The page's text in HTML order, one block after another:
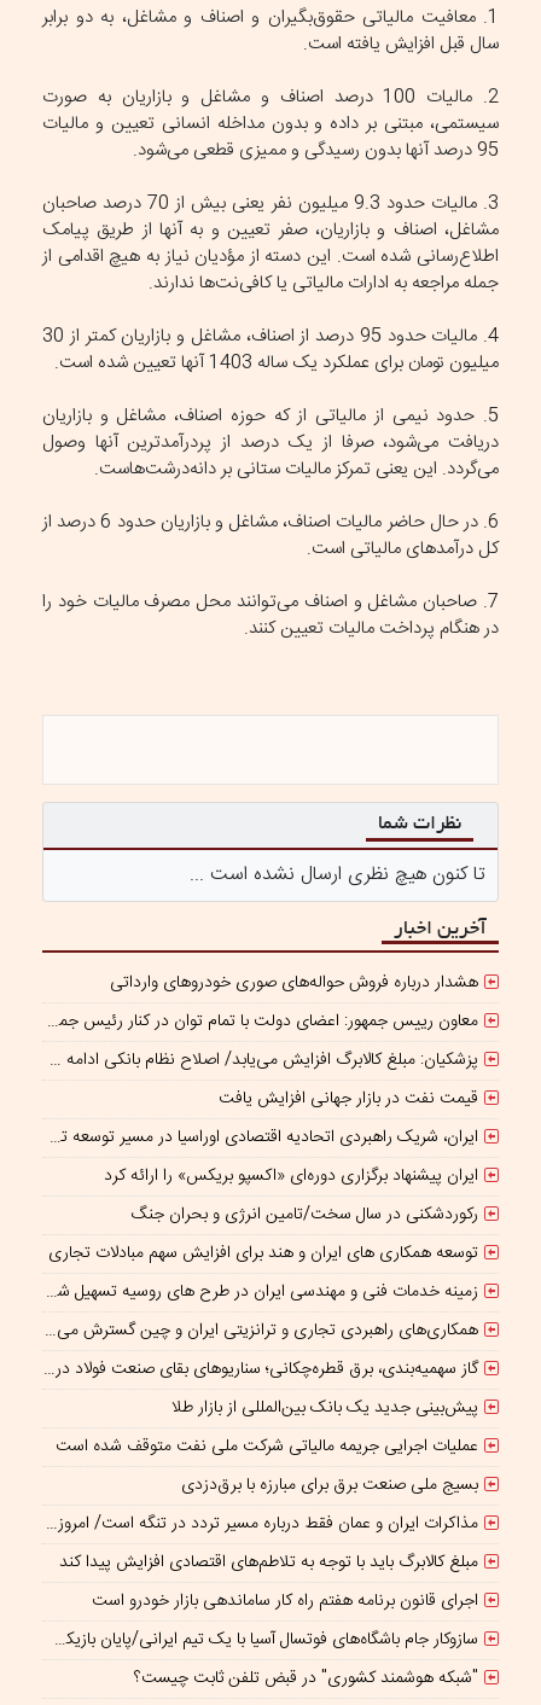
1. معافیت مالیاتی حقوق‌بگیران و اصناف و مشاغل، به دو برابر
سال قبل افزایش یافته است.
2. مالیات 100 درصد اصناف و مشاغل و بازاریان به صورت
سیستمی، مبتنی بر داده و بدون مداخله انسانی تعیین و مالیات
95 درصد آنها بدون رسیدگی و ممیزی قطعی می‌شود.
3. مالیات حدود 9.3 میلیون نفر یعنی بیش از 70 درصد صاحبان
مشاغل، اصناف و بازاریان، صفر تعیین و به آنها از طریق پیامک
اطلاع‌رسانی شده است. این دسته از مؤدیان نیاز به هیچ اقدامی از
جمله مراجعه به ادارات مالیاتی یا کافی‌نت‌ها ندارند.
4. مالیات حدود 95 درصد از اصناف، مشاغل و بازاریان کمتر از 30
میلیون تومان برای عملکرد یک ساله 1403 آنها تعیین شده است.
5. حدود نیمی از مالیاتی از که حوزه اصناف، مشاغل و بازاریان
دریافت می‌شود، صرفا از یک درصد از پردرآمدترین آنها وصول
می‌گردد. این یعنی تمرکز مالیات ستانی بر دانه‌درشت‌هاست.
6. در حال حاضر مالیات اصناف، مشاغل و بازاریان حدود 6 درصد از
کل درآمدهای مالیاتی است.
7. صاحبان مشاغل و اصناف می‌توانند محل مصرف مالیات خود را
در هنگام پرداخت مالیات تعیین کنند.
نظرات شما
تا کنون هیچ نظری ارسال نشده است ...
آخرین اخبار
هشدار درباره فروش حواله‌های صوری خودروهای وارداتی
معاون رییس جمهور: اعضای دولت با تمام توان در کنار رئیس جمهوری برای ایران ایستاده‌اند
پزشکیان: مبلغ کالابرگ افزایش می‌یابد/ اصلاح نظام بانکی ادامه دارد
قیمت نفت در بازار جهانی افزایش یافت
ایران، شریک راهبردی اتحادیه اقتصادی اوراسیا در مسیر توسعه تجارت و همگرایی منطقه‌ای
ایران پیشنهاد برگزاری دوره‌ای «اکسپو بریکس» را ارائه کرد
رکوردشکنی در سال سخت/تامین انرژی و بحران جنگ
توسعه همکاری های ایران و هند برای افزایش سهم مبادلات تجاری
زمینه خدمات فنی و مهندسی ایران در طرح های روسیه تسهیل شود/ جذب سرمایه‌گذاران روسی در معادن ایران
همکاری‌های راهبردی تجاری و ترانزیتی ایران و چین گسترش می یابد
گاز سهمیه‌بندی، برق قطره‌چکانی؛ سناریوهای بقای صنعت فولاد در برزخ ناترازی و ریسک‌های ژئوپلیتیک
پیش‌بینی جدید یک بانک بین‌المللی از بازار طلا
عملیات اجرایی جریمه مالیاتی شرکت ملی نفت متوقف شده است
بسیج ملی صنعت برق برای مبارزه با برق‌دزدی
مذاکرات ایران و عمان فقط درباره مسیر تردد در تنگه است/ امروز جایگاه بازدارندگی تنگه هرمز از بمب اتم هم بالاتر است
مبلغ کالابرگ باید با توجه به تلاطم‌های اقتصادی افزایش پیدا کند
اجرای قانون برنامه هفتم راه کار ساماندهی بازار خودرو است
سازوکار جام باشگاه‌های فوتسال آسیا با یک تیم ایرانی/پایان بازیکن قرضی؟
"شبکه هوشمند کشوری" در قبض تلفن ثابت چیست؟